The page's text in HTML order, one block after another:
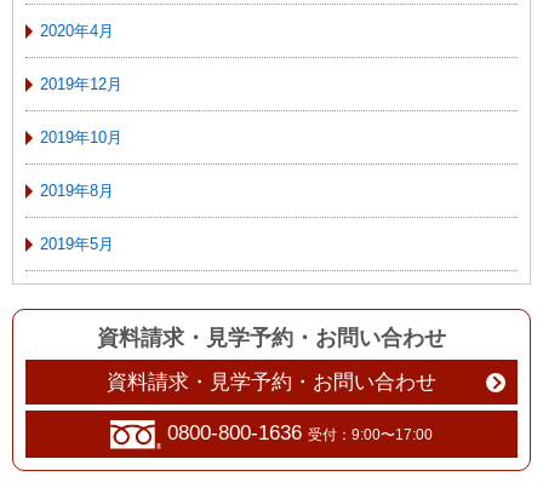
2020年4月
2019年12月
2019年10月
2019年8月
2019年5月
資料請求・見学予約 ・ お問い合わせ
資料請求・見学予約・お問い合わせ
0800-800-1636 受付：9:00〜17:00